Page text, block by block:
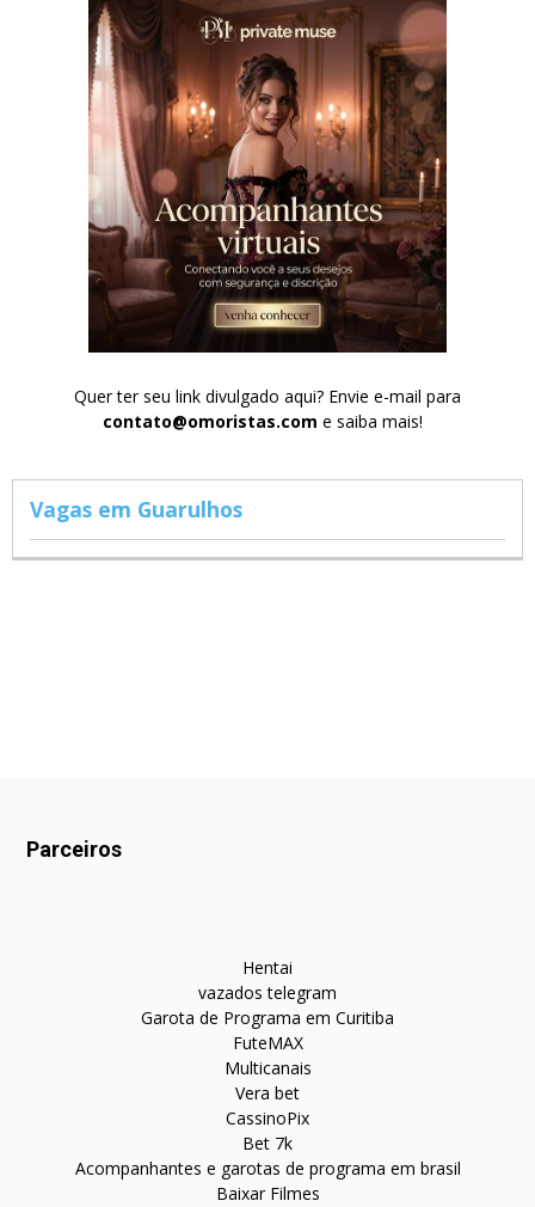
Quer ter seu link divulgado aqui? Envie e-mail para
contato@omoristas.com e saiba mais!
Vagas em Guarulhos
Parceiros
Hentai
vazados telegram
Garota de Programa em Curitiba
FuteMAX
Multicanais
Vera bet
CassinoPix
Bet 7k
Acompanhantes e garotas de programa em brasil
Baixar Filmes